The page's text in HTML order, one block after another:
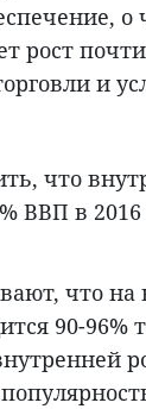
о
рост
и
что
ВВП в 2016
что на
90-96%